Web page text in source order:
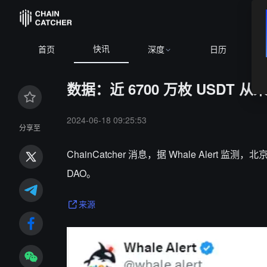
首页 快讯 深度 日历
分享至
数据：近 6700 万枚 USDT 从
2024-06-18 09:25:53
ChainCatcher 消息，据 Whale Alert 监测，北
DAO。
来源